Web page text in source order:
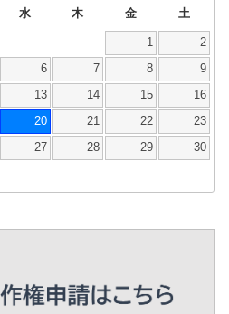
水 木 金 土
1 2
6 7 8 9
13 14 15 16
20 21 22 23
27 28 29 30